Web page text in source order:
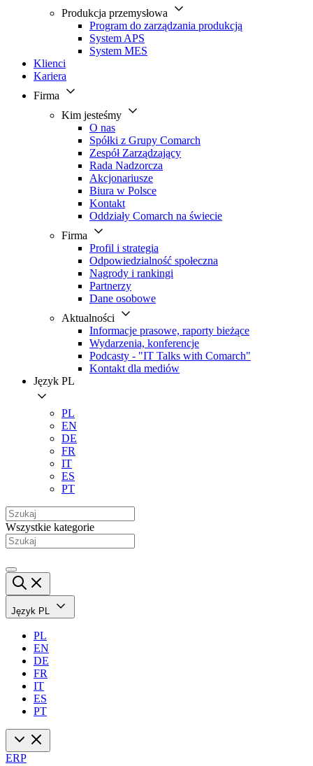
Produkcja przemysłowa
Program do zarządzania produkcją
System APS
System MES
Klienci
Kariera
Firma
Kim jesteśmy
O nas
Spółki z Grupy Comarch
Zespół Zarządzający
Rada Nadzorcza
Akcjonariusze
Biura w Polsce
Kontakt
Oddziały Comarch na świecie
Firma
Profil i strategia
Odpowiedzialność społeczna
Nagrody i rankingi
Partnerzy
Dane osobowe
Aktualności
Informacje prasowe, raporty bieżące
Wydarzenia, konferencje
Podcasty - "IT Talks with Comarch"
Kontakt dla mediów
Język PL
PL
EN
DE
FR
IT
ES
PT
Wszystkie kategorie
Język PL
PL
EN
DE
FR
IT
ES
PT
ERP